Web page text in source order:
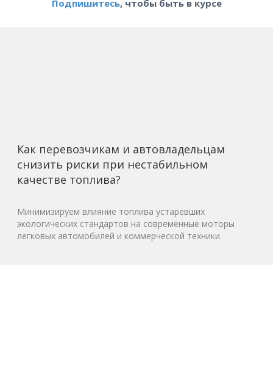
Подпишитесь, чтобы быть в курсе
Как перевозчикам и автовладельцам
снизить риски при нестабильном
качестве топлива?
Минимизируем влияние топлива устаревших
экологических стандартов на современные моторы
легковых автомобилей и коммерческой техники.